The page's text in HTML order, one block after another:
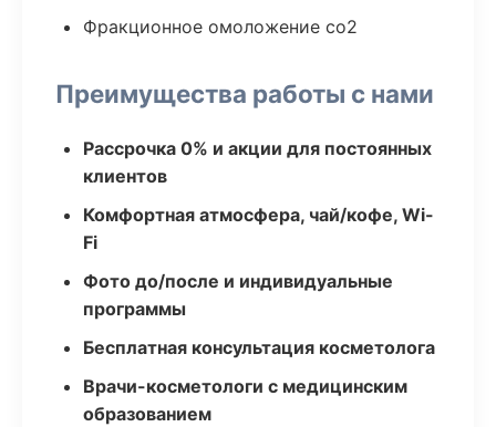
Фракционное омоложение co2
Преимущества работы с нами
Рассрочка 0% и акции для постоянных
клиентов
Комфортная атмосфера, чай/кофе, Wi-
Fi
Фото до/после и индивидуальные
программы
Бесплатная консультация косметолога
Врачи-косметологи с медицинским
образованием